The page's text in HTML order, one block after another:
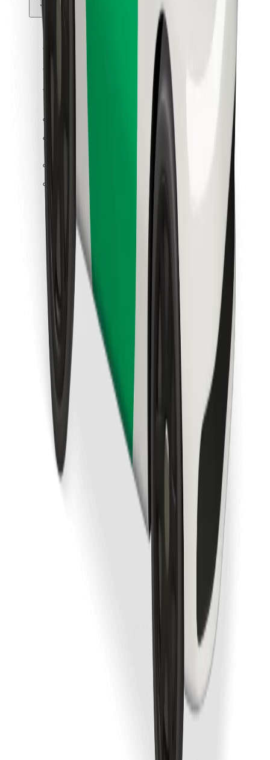
Beszállítók
Biztonság
Pár perc alatt ott vagyunk érted!
Bolt alkalmazás letöltése
Találd meg kedvenc ételedet!
Bolt Food app letöltése